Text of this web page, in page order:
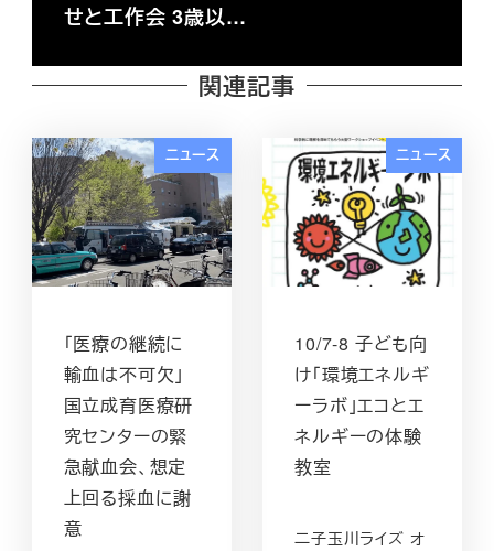
せと工作会 3歳以…
関連記事
ニュース
「医療の継続に
輸血は不可欠」
国立成育医療研
究センターの緊
急献血会、想定
上回る採血に謝
意
ニュース
10/7-8 子ども向
け「環境エネルギ
ーラボ」エコとエ
ネルギーの体験
教室
二子玉川ライズ オ